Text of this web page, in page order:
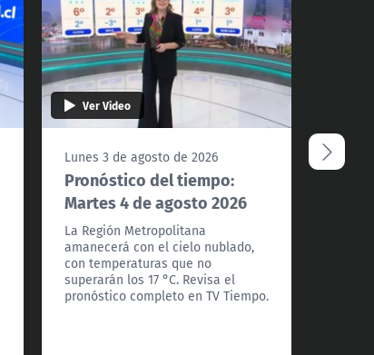
Ver Video
Lunes 3 de agosto de 2026
Pronóstico del tiempo:
Martes 4 de agosto 2026
La Región Metropolitana
amanecerá con el cielo nublado,
con temperaturas que no
superarán los 17 °C. Revisa el
pronóstico completo en TV Tiempo.